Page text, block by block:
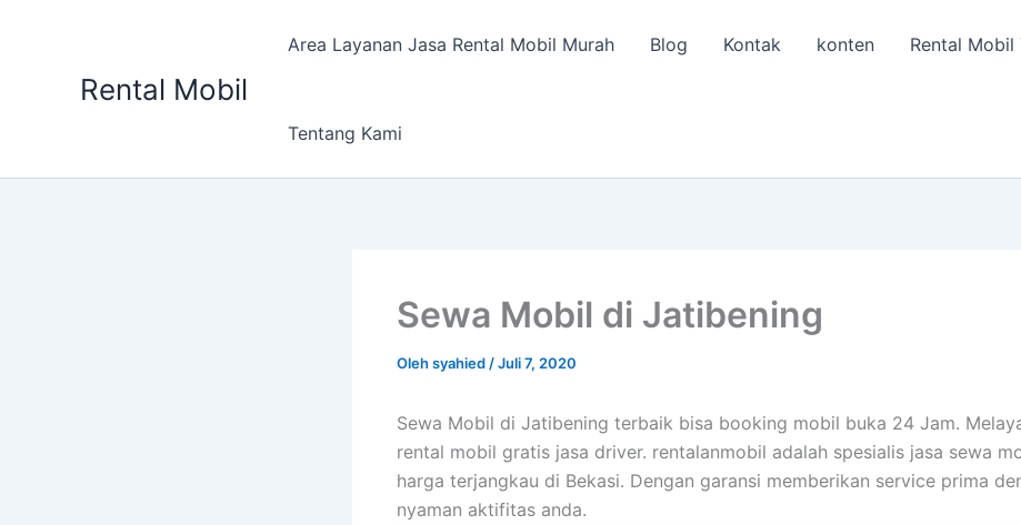
Rental Mobil
Area Layanan Jasa Rental Mobil Murah Blog Kontak konten Rental Mobil
Tentang Kami
Sewa Mobil di Jatibening
Olehsyahied /Juli 7, 2020
Sewa Mobil di Jatibening terbaik bisa booking mobil buka 24 Jam.
rental mobil gratis jasa driver. rentalanmobil adalah spesialis jasa sewa
harga terjangkau di Bekasi. Dengan garansi memberikan service prima
nyaman aktifitas anda.